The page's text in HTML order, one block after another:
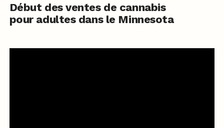
Début des ventes de cannabis
pour adultes dans le Minnesota